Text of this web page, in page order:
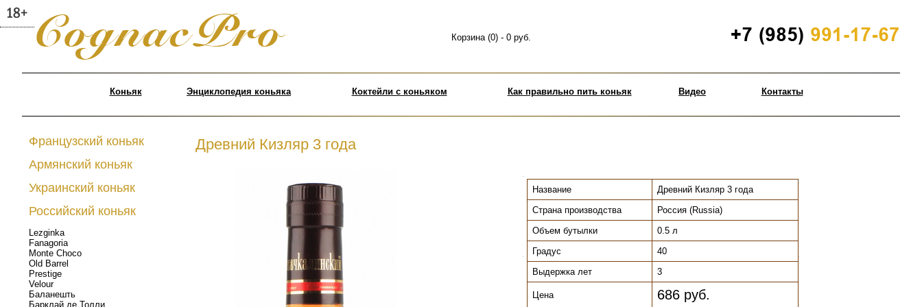
Корзина (0) - 0 руб.
Коньяк Энциклопедия коньяка Коктейли с коньяком Как правильно пить коньяк Видео Контакты
Французский коньяк
Армянский коньяк
Украинский коньяк
Российский коньяк
Lezginka
Fanagoria
Monte Choco
Old Barrel
Prestige
Velour
Баланешть
Барклай де Толли
Древний Кизляр 3 года
Название
Древний Кизляр 3 года
Страна производства
Россия (Russia)
Объем бутылки
0.5 л
Градус
40
Выдержка лет
3
Цена 686 руб.